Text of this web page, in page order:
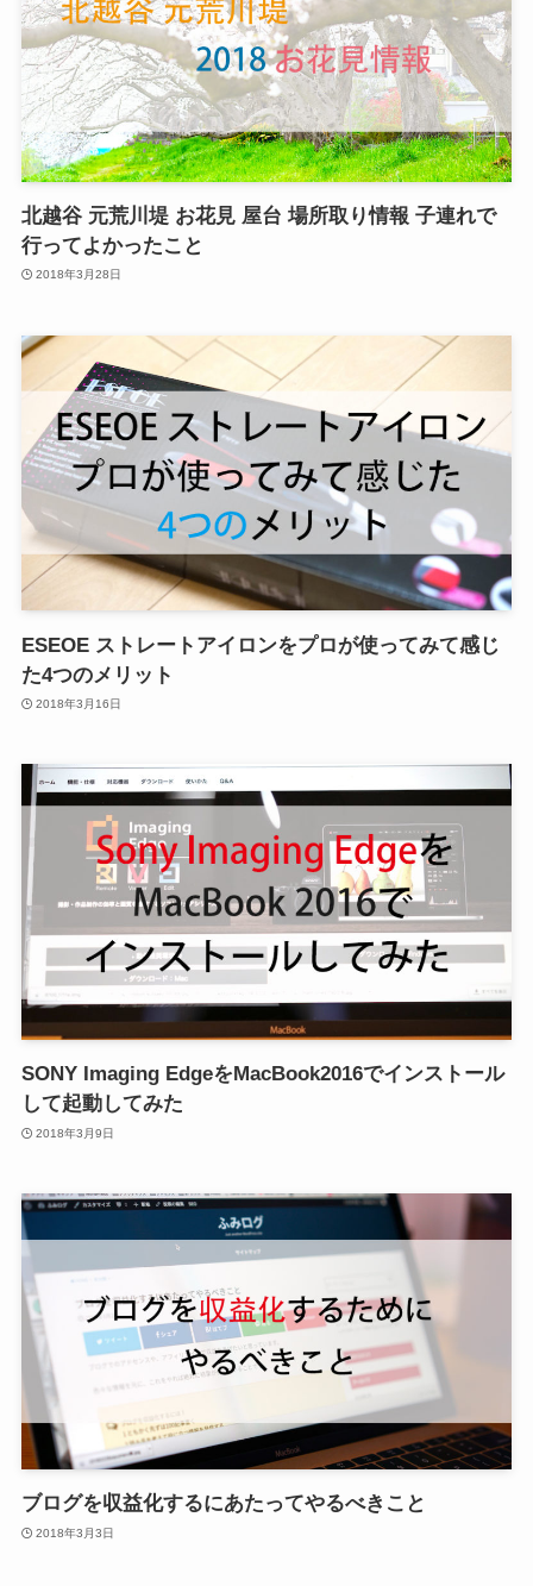
北越谷 元荒川堤 お花見 屋台 場所取り情報 子連れで
行ってよかったこと
2018年3月28日
ESEOE ストレートアイロンをプロが使ってみて感じ
た4つのメリット
2018年3月16日
SONY Imaging EdgeをMacBook2016でインストール
して起動してみた
2018年3月9日
ブログを収益化するにあたってやるべきこと
2018年3月3日